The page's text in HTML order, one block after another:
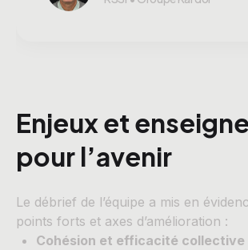
Enjeux et
pour l’avenir
Le débrief de l’équipe a mis en
points forts et axes d’amélioration :
Cohésion et efficacité collective